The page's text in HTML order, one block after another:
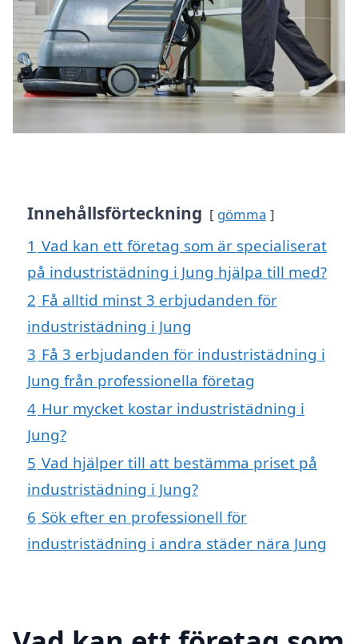
Innehållsförteckning gömma
1 Vad kan ett företag som är specialiserat
på industristädning i Jung hjälpa till med?
2 Få alltid minst 3 erbjudanden för
industristädning i Jung
3 Få 3 erbjudanden för industristädning i
Jung från professionella företag
4 Hur mycket kostar industristädning i
Jung?
5 Vad hjälper till att bestämma priset på
industristädning i Jung?
6 Sök efter en professionell för
industristädning i andra städer nära Jung